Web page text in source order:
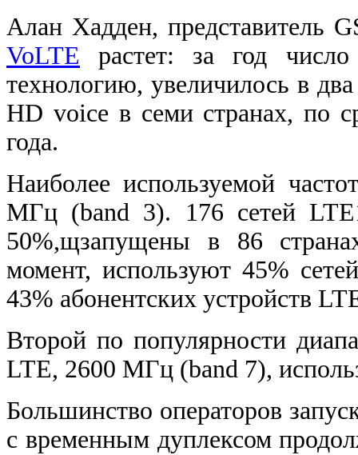
Алан Хадден, представитель
VoLTE растет: за год
технологию, увеличилось в
HD voice в семи странах, по
года.
Наиболее используемой
МГц (band 3). 176 сетей
50%,щзапущены в 86
момент, используют 45%
43% абонентских устройств
Второй по популярности
LTE, 2600 МГц (band 7),
Большинство операторов
с временным дуплексом